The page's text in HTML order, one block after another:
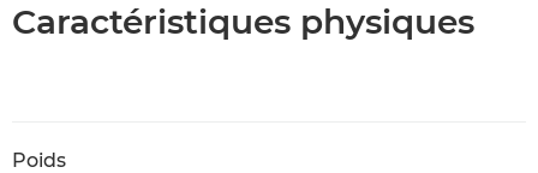
Caractéristiques physiques
Poids